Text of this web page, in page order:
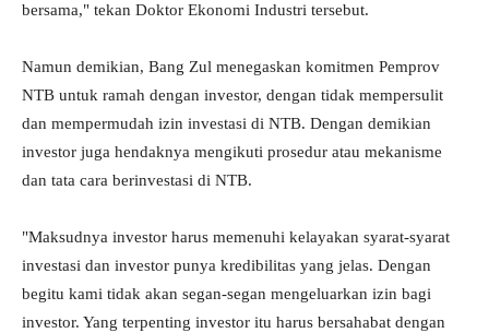
bersama," tekan Doktor Ekonomi Industri tersebut.
Namun demikian, Bang Zul menegaskan komitmen Pemprov
NTB untuk ramah dengan investor, dengan tidak mempersulit
dan mempermudah izin investasi di NTB. Dengan demikian
investor juga hendaknya mengikuti prosedur atau mekanisme
dan tata cara berinvestasi di NTB.
"Maksudnya investor harus memenuhi kelayakan syarat-syarat
investasi dan investor punya kredibilitas yang jelas. Dengan
begitu kami tidak akan segan-segan mengeluarkan izin bagi
investor. Yang terpenting investor itu harus bersahabat dengan